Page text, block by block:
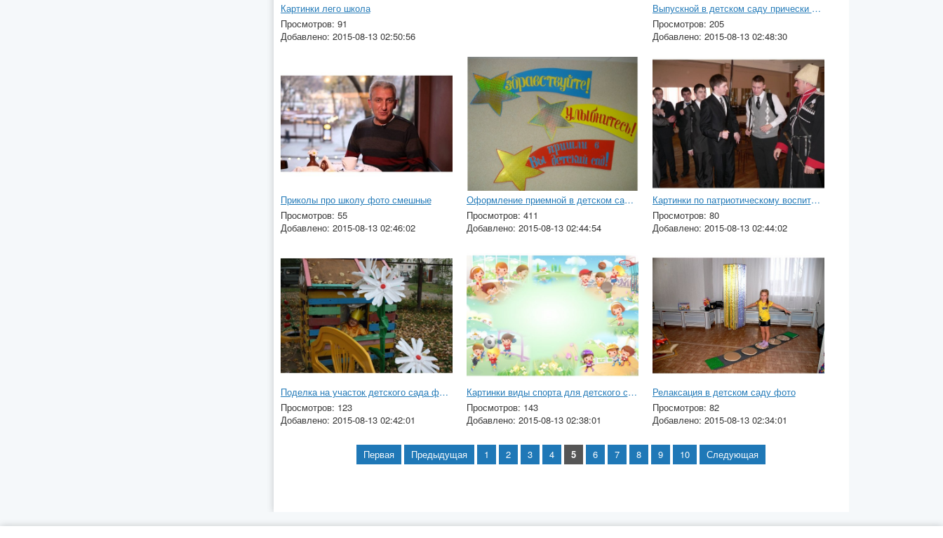
Картинки лего школа
Просмотров: 91
Добавлено: 2015-08-13 02:50:56
Выпускной в детском саду прически фото пошагово
Просмотров: 205
Добавлено: 2015-08-13 02:48:30
Приколы про школу фото смешные
Просмотров: 55
Добавлено: 2015-08-13 02:46:02
Оформление приемной в детском саду в картинках
Просмотров: 411
Добавлено: 2015-08-13 02:44:54
Картинки по патриотическому воспитанию в школе
Просмотров: 80
Добавлено: 2015-08-13 02:44:02
Поделка на участок детского сада фото
Просмотров: 123
Добавлено: 2015-08-13 02:42:01
Картинки виды спорта для детского сада
Просмотров: 143
Добавлено: 2015-08-13 02:38:01
Релаксация в детском саду фото
Просмотров: 82
Добавлено: 2015-08-13 02:34:01
Первая Предыдущая 1 2 3 4 5 6 7 8 9 10 Следующая